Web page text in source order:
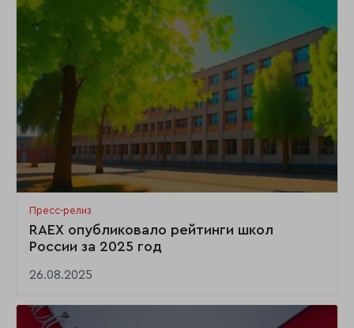
Пресс-релиз
RAEX опубликовало рейтинги школ
России за 2025 год
26.08.2025